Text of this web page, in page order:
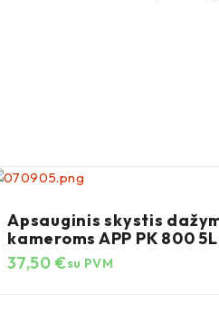
Apsauginis skystis
kameroms APP PK 800 5L
37,50€su PVM